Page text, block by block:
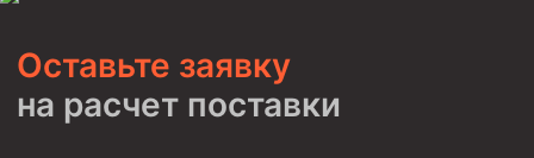
Перья для резки кабеля
Шаблоны колонные
Оставьте заявку
на расчет поставки